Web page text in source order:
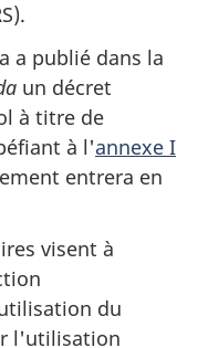
a publié dans la
un décret
à titre de
à l'annexe I
entrera en
visent à
du
l'utilisation